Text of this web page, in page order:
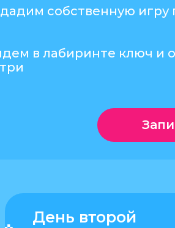
собственную игру
в лабиринте ключ и
День второй